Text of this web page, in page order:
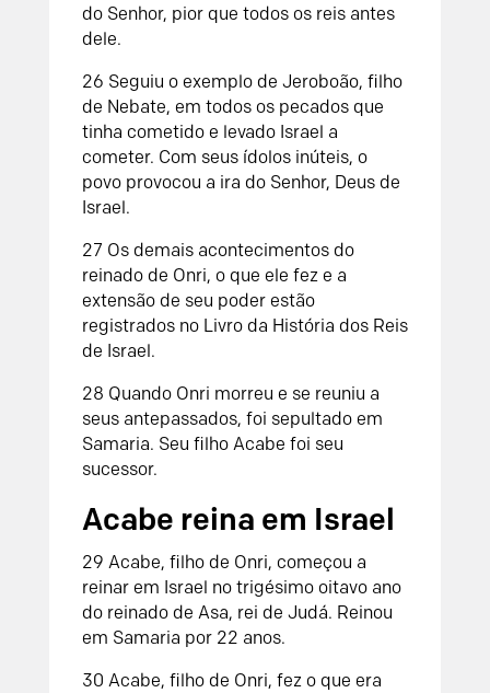
do Senhor, pior que todos os reis antes
dele.
26 Seguiu o exemplo de Jeroboão, filho
de Nebate, em todos os pecados que
tinha cometido e levado Israel a
cometer. Com seus ídolos inúteis, o
povo provocou a ira do Senhor, Deus de
Israel.
27 Os demais acontecimentos do
reinado de Onri, o que ele fez e a
extensão de seu poder estão
registrados no Livro da História dos Reis
de Israel.
28 Quando Onri morreu e se reuniu a
seus antepassados, foi sepultado em
Samaria. Seu filho Acabe foi seu
sucessor.
Acabe reina em Israel
29 Acabe, filho de Onri, começou a
reinar em Israel no trigésimo oitavo ano
do reinado de Asa, rei de Judá. Reinou
em Samaria por 22 anos.
30 Acabe, filho de Onri, fez o que era